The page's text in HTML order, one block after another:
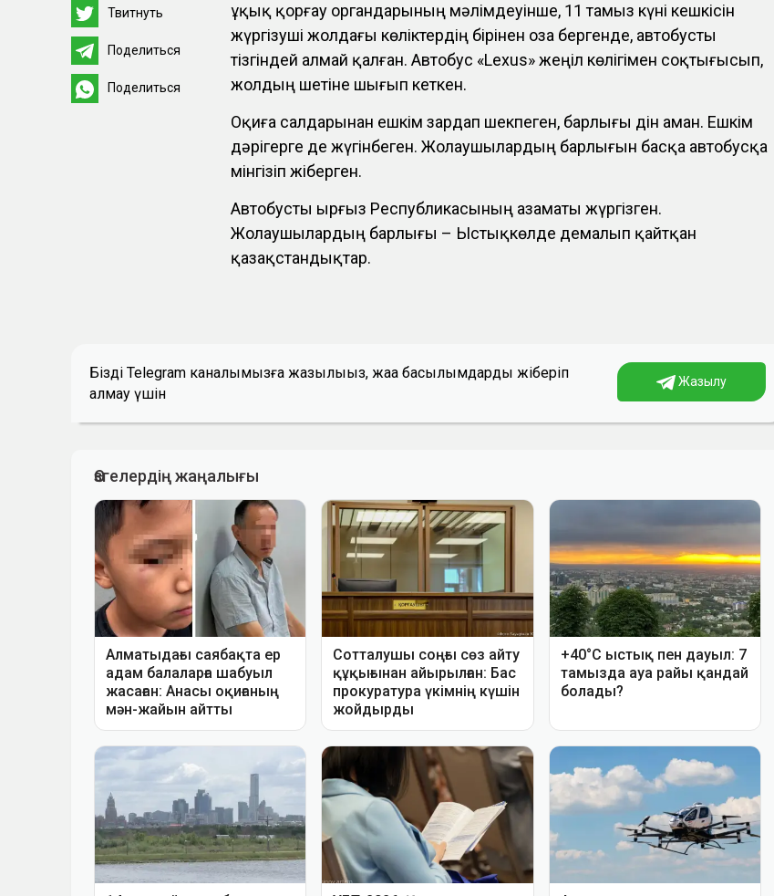
Твитнуть
Поделиться
Поделиться
Құқық қорғау органдарының мәлімдеуінше, 11 тамыз күні кешкісін
жүргізуші жолдағы көліктердің бірінен оза бергенде, автобусты
тізгіндей алмай қалған. Автобус «Lexus» жеңіл көлігімен соқтығысып,
жолдың шетіне шығып кеткен.
Оқиға салдарынан ешкім зардап шекпеген, барлығы дін аман. Ешкім
дәрігерге де жүгінбеген. Жолаушылардың барлығын басқа автобусқа
мінгізіп жіберген.
Автобусты Қырғыз Республикасының азаматы жүргізген.
Жолаушылардың барлығы – Ыстықкөлде демалып қайтқан
қазақстандықтар.
Біздің Telegram каналымызға жазылыңыз, жаңа басылымдарды жіберіп
алмау үшін
Жазылу